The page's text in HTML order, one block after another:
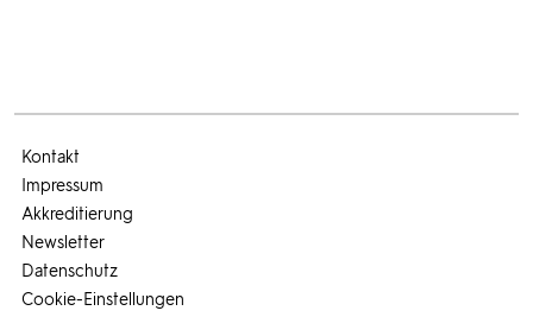
Kontakt
Impressum
Akkreditierung
Newsletter
Datenschutz
Cookie-Einstellungen